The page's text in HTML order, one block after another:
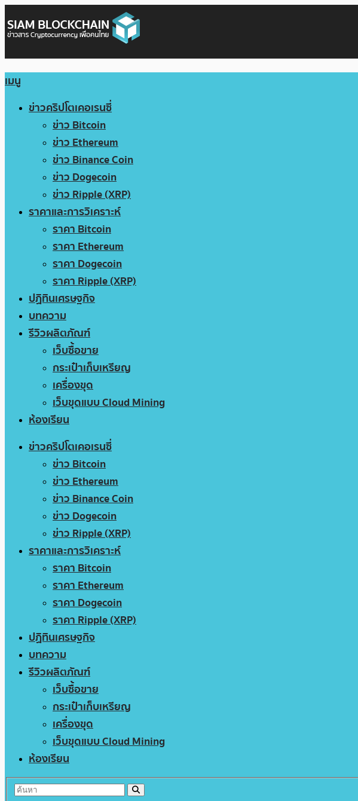
เมนู
ข่าวคริปโตเคอเรนซี่
ข่าว Bitcoin
ข่าว Ethereum
ข่าว Binance Coin
ข่าว Dogecoin
ข่าว Ripple (XRP)
ราคาและการวิเคราะห์
ราคา Bitcoin
ราคา Ethereum
ราคา Dogecoin
ราคา Ripple (XRP)
ปฏิทินเศรษฐกิจ
บทความ
รีวิวผลิตภัณฑ์
เว็บซื้อขาย
กระเป๋าเก็บเหรียญ
เครื่องขุด
เว็บขุดแบบ Cloud Mining
ห้องเรียน
ข่าวคริปโตเคอเรนซี่
ข่าว Bitcoin
ข่าว Ethereum
ข่าว Binance Coin
ข่าว Dogecoin
ข่าว Ripple (XRP)
ราคาและการวิเคราะห์
ราคา Bitcoin
ราคา Ethereum
ราคา Dogecoin
ราคา Ripple (XRP)
ปฏิทินเศรษฐกิจ
บทความ
รีวิวผลิตภัณฑ์
เว็บซื้อขาย
กระเป๋าเก็บเหรียญ
เครื่องขุด
เว็บขุดแบบ Cloud Mining
ห้องเรียน